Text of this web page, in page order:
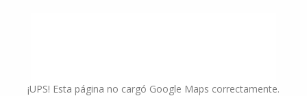
¡UPS! Esta página no cargó Google Maps correctamente.